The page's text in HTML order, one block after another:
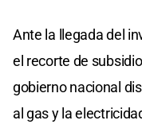
Ante la llegada del
el recorte de
gobierno nacional
al gas y la